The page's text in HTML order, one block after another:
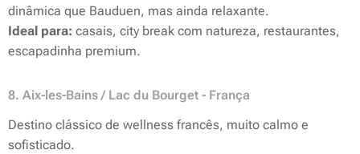
dinâmica que Bauduen, mas ainda relaxante.
Ideal para: casais, city break com natureza, restaurantes,
escapadinha premium.
8. Aix-les-Bains / Lac du Bourget - França
Destino clássico de wellness francês, muito calmo e
sofisticado.